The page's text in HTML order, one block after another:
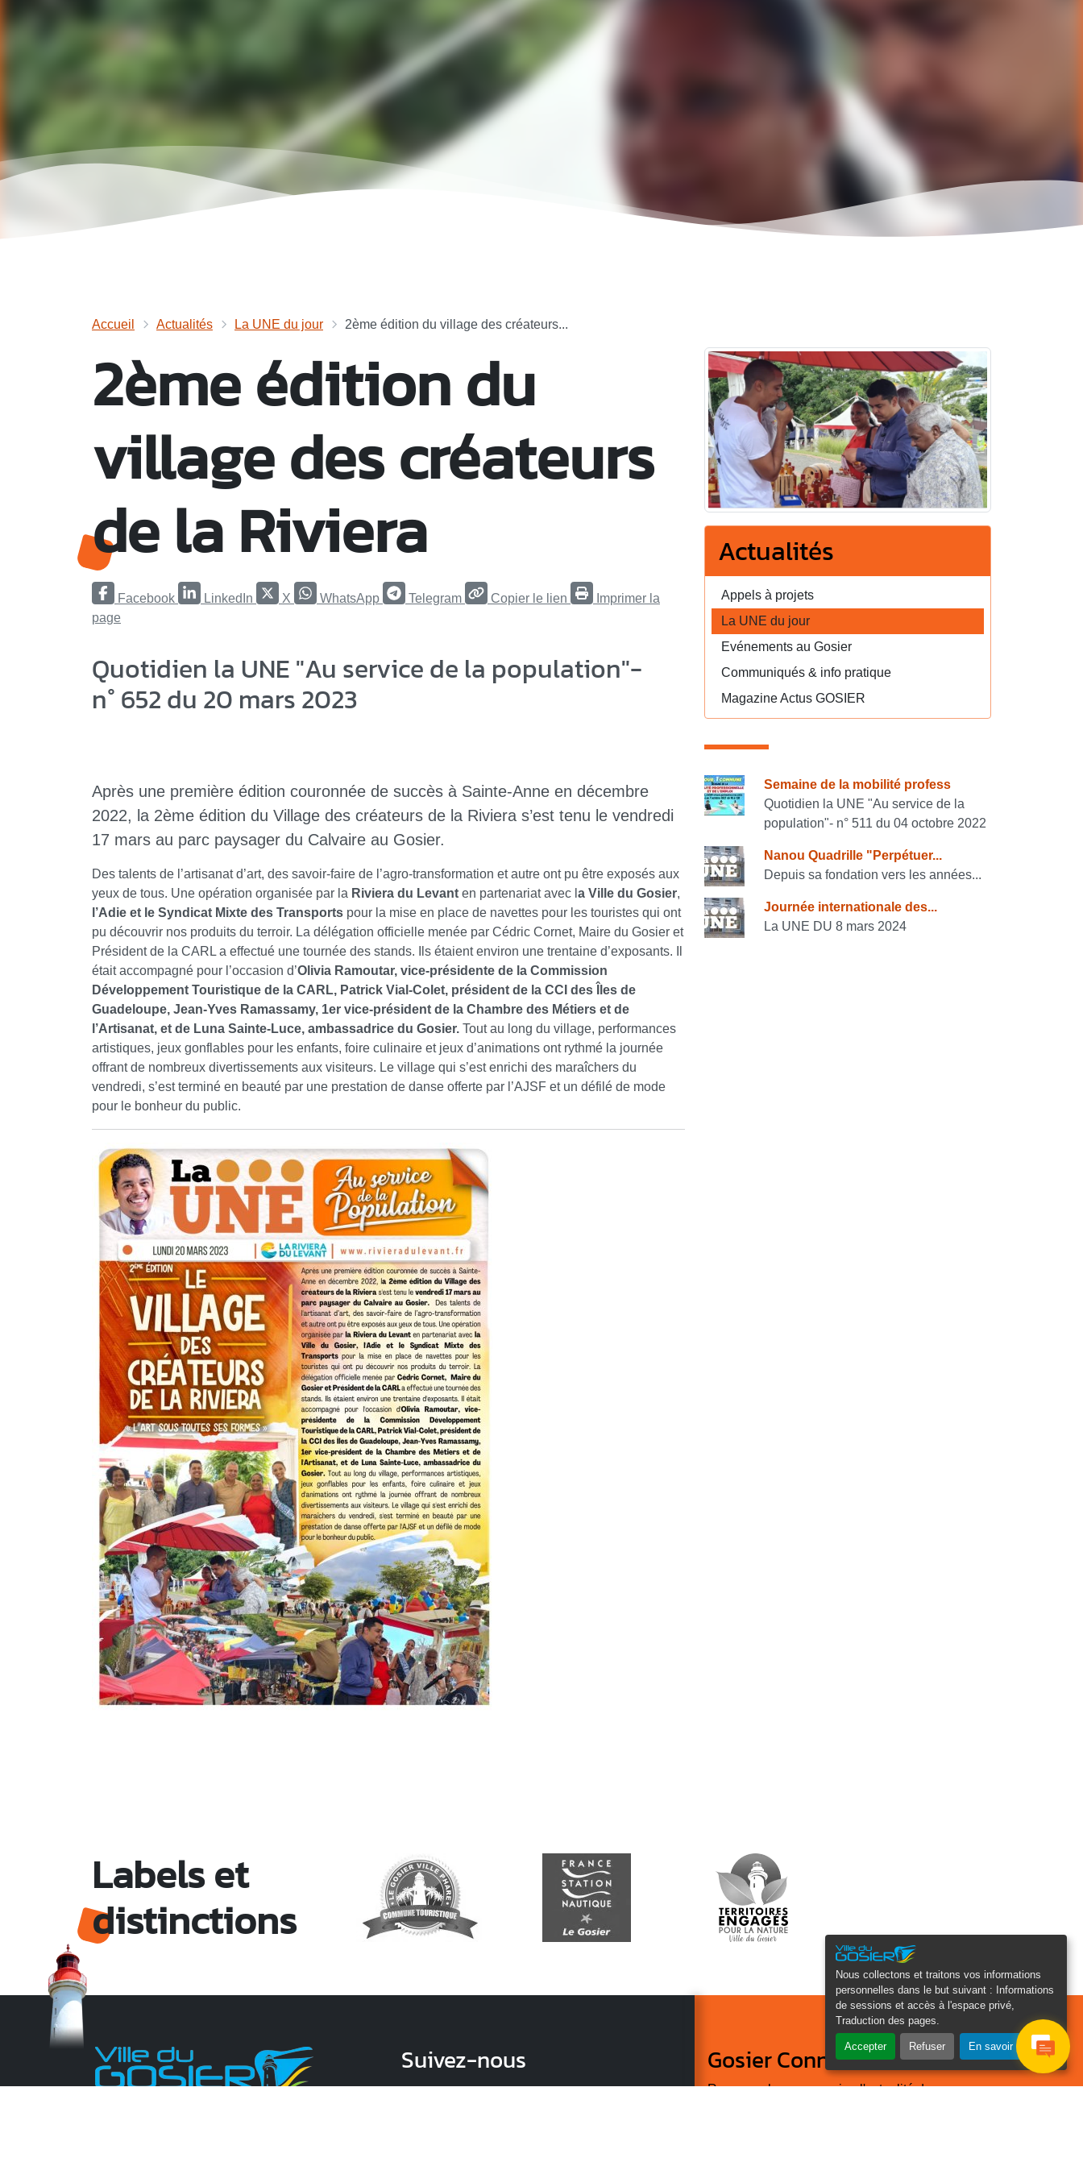
Nous collectons et traitons vos informations
personnelles dans le but suivant :
Informations
de sessions et accès à l'espace privé,
Traduction des pages
Accepter Refuser En savoir plus
Accueil Actualités La UNE du jour 2ème édition du village des créateurs...
2ème édition du
village des créateurs
de la Riviera
Facebook LinkedIn X WhatsApp Telegram Copier le lien
Imprimer la
page
Quotidien la UNE "Au service de la population"-
n° 652 du 20 mars 2023
Après une première édition couronnée de succès à Sainte-Anne en décembre
2022, la 2ème édition du Village des créateurs de la Riviera s’est tenu le vendredi
17 mars au parc paysager du Calvaire au Gosier.
Des talents de l’artisanat d’art, des savoir-faire de l’agro-transformation et autre ont pu être exposés aux
yeux de tous. Une opération organisée par la Riviera du Levant en partenariat avec l a Ville du Gosier,
l’Adie et le Syndicat Mixte des Transports pour la mise en place de navettes pour les touristes qui ont
pu découvrir nos produits du terroir. La délégation officielle menée par Cédric Cornet, Maire du Gosier et
Président de la CARL a effectué une tournée des stands. Ils étaient environ une trentaine d’exposants. Il
était accompagné pour l’occasion d’Olivia Ramoutar, vice-présidente de la Commission
Développement Touristique de la CARL, Patrick Vial-Colet, président de la CCI des Îles de
Guadeloupe, Jean-Yves Ramassamy, 1er vice-président de la Chambre des Métiers et de
l’Artisanat, et de Luna Sainte-Luce, ambassadrice du Gosier. Tout au long du village, performances
artistiques, jeux gonflables pour les enfants, foire culinaire et jeux d’animations ont rythmé la journée
offrant de nombreux divertissements aux visiteurs. Le village qui s’est enrichi des maraîchers du
vendredi, s’est terminé en beauté par une prestation de danse offerte par l’AJSF et un défilé de mode
pour le bonheur du public.
Actualités
Appels à projets
La UNE du jour
Evénements au Gosier
Communiqués & info pratique
Magazine Actus GOSIER
Consulter également
Semaine de la mobilité profess
Quotidien la UNE "Au service de la
population"- n° 511 du 04 octobre 2022
Nanou Quadrille "Perpétuer...
Depuis sa fondation vers les années...
Journée internationale des...
La UNE DU 8 mars 2024
Labels et
distinctions
Suivez-nous Gosier Connecté
Recevez chaque semaine l'actualité de